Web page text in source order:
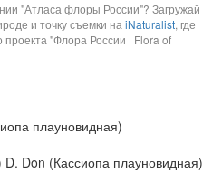
"Атласа флоры России"? Загружай
и точку съемки на iNaturalist, где
проекта "Флора России | Flora of
плауновидная)
Don (Кассиопа плауновидная)